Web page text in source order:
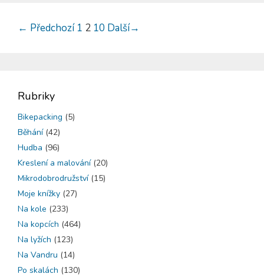
← Předchozí 1 2 10 Další→
Rubriky
Bikepacking (5)
Běhání(42)
Hudba (96)
Kreslení a malování(20)
Mikrodobrodružství(15)
Moje knížky (27)
Na kole (233)
Na kopcích (464)
Na lyžích (123)
Na Vandru (14)
Po skalách (130)